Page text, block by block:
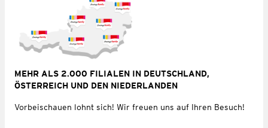
MEHR ALS 2.000 FILIALEN IN DEUTSCHLAND,
ÖSTERREICH UND DEN NIEDERLANDEN
Vorbeischauen lohnt sich! Wir freuen uns auf Ihren Besuch!